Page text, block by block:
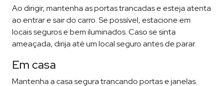
Ao dirigir, mantenha as portas trancadas e esteja atenta
ao entrar e sair do carro. Se possível, estacione em
locais seguros e bem iluminados. Caso se sinta
ameaçada, dirija até um local seguro antes de parar​​.
Em casa
Mantenha a casa segura trancando portas e janelas.